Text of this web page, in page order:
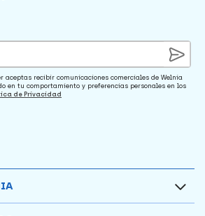
aceptas recibir comunicaciones comerciales de Welnia
en tu comportamiento y preferencias personales en los
de Privacidad